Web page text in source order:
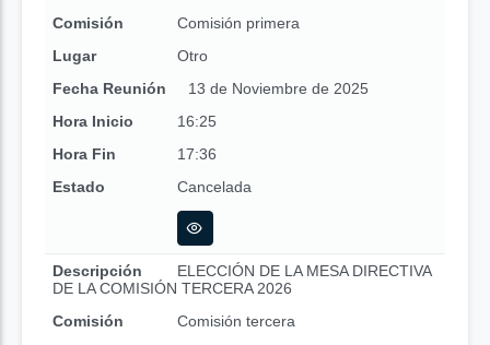
Comisión
Comisión primera
Lugar
Otro
Fecha Reunión
13 de Noviembre de 2025
Hora Inicio
16:25
Hora Fin
17:36
Estado
Cancelada
Descripción
ELECCIÓN DE LA MESA DIRECTIVA
DE LA COMISIÓN TERCERA 2026
Comisión
Comisión tercera